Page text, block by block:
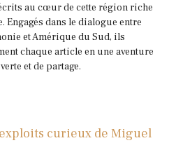
au cœur de cette région riche
Engagés dans le dialogue entre
et Amérique du Sud, ils
chaque article en une aventure
et de partage.
curieux de Miguel